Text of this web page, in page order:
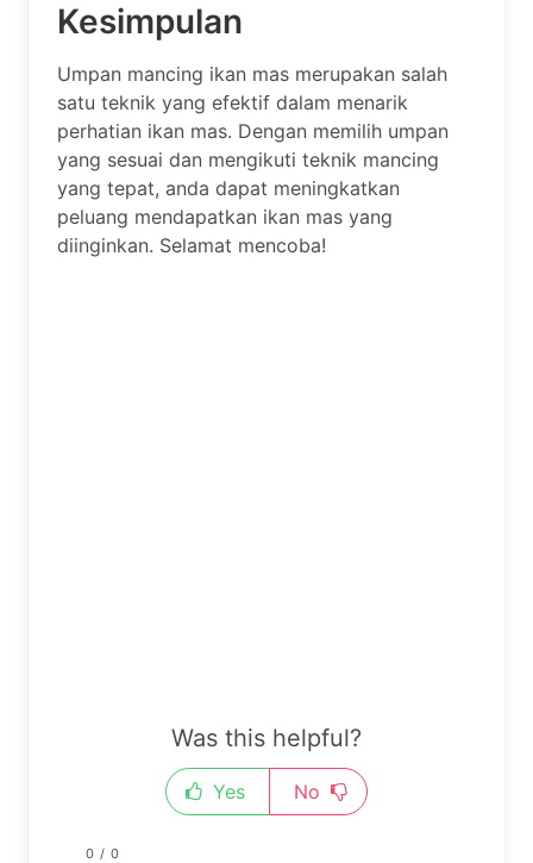
Kesimpulan
Umpan mancing ikan mas merupakan salah
satu teknik yang efektif dalam menarik
perhatian ikan mas. Dengan memilih umpan
yang sesuai dan mengikuti teknik mancing
yang tepat, anda dapat meningkatkan
peluang mendapatkan ikan mas yang
diinginkan. Selamat mencoba!
Was this helpful?
Yes No
0 / 0